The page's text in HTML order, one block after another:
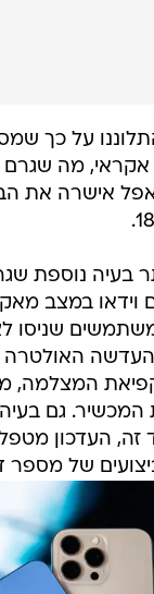
על כך
אקראי, מה שגרם
אישרה את
בעיה נוספת
וידאו במצב
שניסו
האולטרה
המצלמה,
גם בעיה
העדכון מטפל
של מספר